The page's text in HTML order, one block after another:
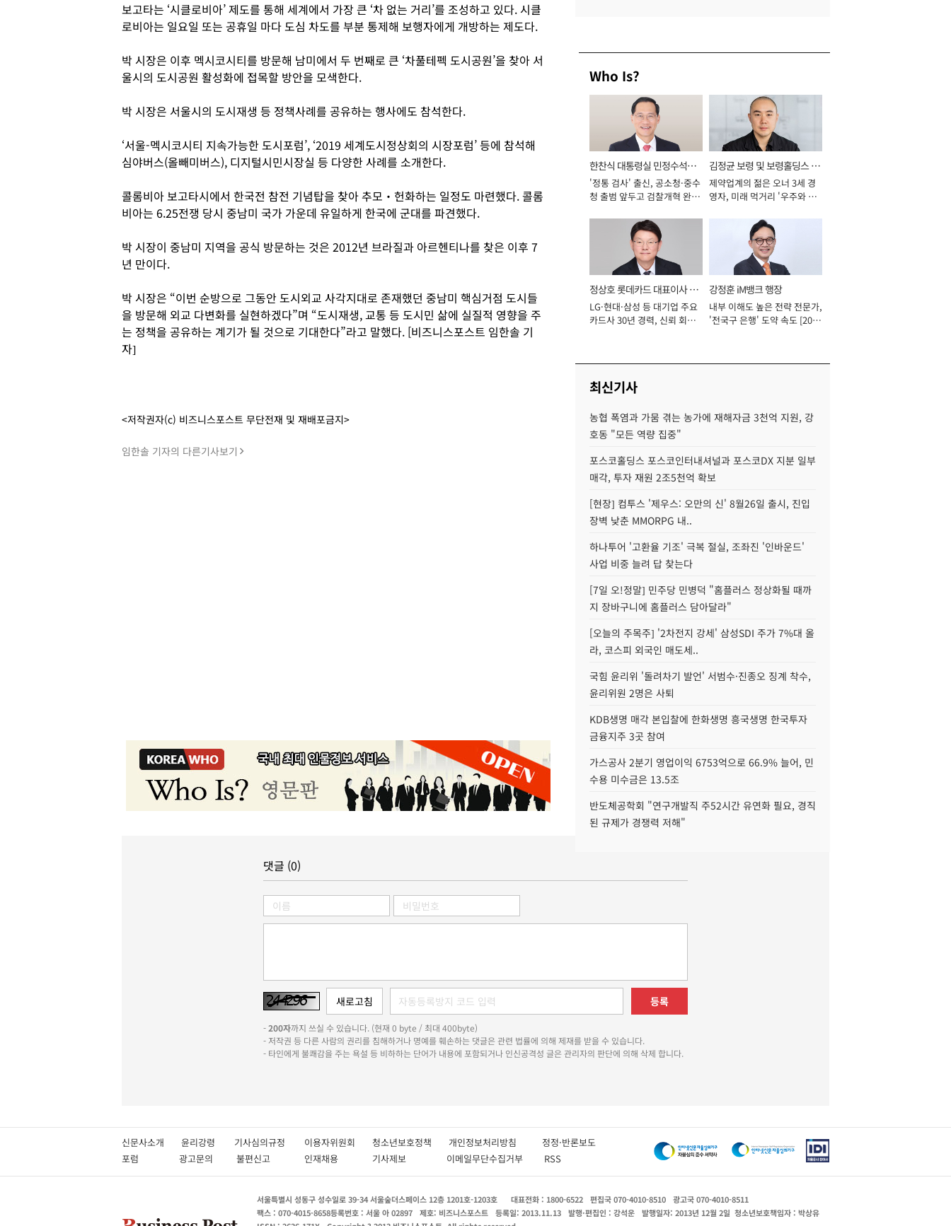
보고타는 ‘시클로비아’ 제도를 통해 세계에서 가장 큰 ‘차 없는 거리’를 조성하고 있다. 시클
로비아는 일요일 또는 공휴일 마다 도심 차도를 부분 통제해 보행자에게 개방하는 제도다.
박 시장은 이후 멕시코시티를 방문해 남미에서 두 번째로 큰 ‘차풀테펙 도시공원’을 찾아 서
울시의 도시공원 활성화에 접목할 방안을 모색한다.
박 시장은 서울시의 도시재생 등 정책사례를 공유하는 행사에도 참석한다.
‘서울-멕시코시티 지속가능한 도시포럼’, ‘2019 세계도시정상회의 시장포럼’ 등에 참석해
심야버스(올빼미버스), 디지털시민시장실 등 다양한 사례를 소개한다.
콜롬비아 보고타시에서 한국전 참전 기념탑을 찾아 추모‧헌화하는 일정도 마련했다. 콜롬
비아는 6.25전쟁 당시 중남미 국가 가운데 유일하게 한국에 군대를 파견했다.
박 시장이 중남미 지역을 공식 방문하는 것은 2012년 브라질과 아르헨티나를 찾은 이후 7
년 만이다.
박 시장은 “이번 순방으로 그동안 도시외교 사각지대로 존재했던 중남미 핵심거점 도시들
을 방문해 외교 다변화를 실현하겠다”며 “도시재생, 교통 등 도시민 삶에 실질적 영향을 주
는 정책을 공유하는 계기가 될 것으로 기대한다”라고 말했다. [비즈니스포스트 임한솔 기
자]
<저작권자(c) 비즈니스포스트 무단전재 및 재배포금지>
임한솔 기자의 다른기사보기
Who Is?
한찬식 대통령실 민정수석비
서관
'정통 검사' 출신, 공소청·중수
청 출범 앞두고 검찰개혁 완수
김정균 보령 및 보령홀딩스 대
표이사 사장
제약업계의 젊은 오너 3세 경
영자, 미래 먹거리 '우주와 헬
정상호 롯데카드 대표이사 사
장
LG·현대·삼성 등 대기업 주요
카드사 30년 경력, 신뢰 회복
강정훈 iM뱅크 행장
내부 이해도 높은 전략 전문가,
'전국구 은행' 도약 속도 [2026
최신기사
농협 폭염과 가뭄 겪는 농가에 재해자금 3천억 지원, 강
호동 "모든 역량 집중"
포스코홀딩스 포스코인터내셔널과 포스코DX 지분 일부
매각, 투자 재원 2조5천억 확보
[현장] 컴투스 '제우스: 오만의 신' 8월26일 출시, 진입
장벽 낮춘 MMORPG 내..
하나투어 '고환율 기조' 극복 절실, 조좌진 '인바운드'
사업 비중 늘려 답 찾는다
[7일 오!정말] 민주당 민병덕 "홈플러스 정상화될 때까
지 장바구니에 홈플러스 담아달라"
[오늘의 주목주] '2차전지 강세' 삼성SDI 주가 7%대 올
라, 코스피 외국인 매도세..
국힘 윤리위 '돌려차기 발언' 서범수·진종오 징계 착수,
윤리위원 2명은 사퇴
KDB생명 매각 본입찰에 한화생명 흥국생명 한국투자
금융지주 3곳 참여
가스공사 2분기 영업이익 6753억으로 66.9% 늘어, 민
수용 미수금은 13.5조
반도체공학회 "연구개발직 주52시간 유연화 필요, 경직
된 규제가 경쟁력 저해"
댓글 (0)
등록
-200자까지 쓰실 수 있습니다. (현재 0 byte / 최대 400byte)
- 저작권 등 다른 사람의 권리를 침해하거나 명예를 훼손하는 댓글은 관련 법률에 의해 제재를 받을 수 있습니다.
- 타인에게 불쾌감을 주는 욕설 등 비하하는 단어가 내용에 포함되거나 인신공격성 글은 관리자의 판단에 의해 삭제 합니다.
신문사소개 윤리강령 기사심의규정 이용자위원회 청소년보호정책 개인정보처리방침 정정·반론보도
포럼
광고문의 불편신고 인재채용 기사제보 이메일무단수집거부 RSS
서울특별시 성동구 성수일로 39-34 서울숲더스페이스 12층 1201호-1203호 대표전화 : 1800-6522 편집국 070-4010-8510
광고국 070-4010-8511
팩스 : 070-4015-8658등록번호 : 서울 아 02897 제호: 비즈니스포스트 등록일: 2013.11.13 발행·편집인 : 강석운 발행일자: 2013년 12월 2일 청소년보호책임자 : 박상유